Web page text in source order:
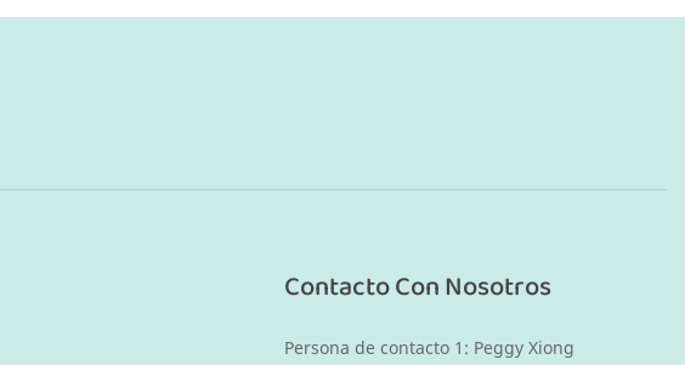
Contacto Con Nosotros
Persona de contacto 1: Peggy Xiong